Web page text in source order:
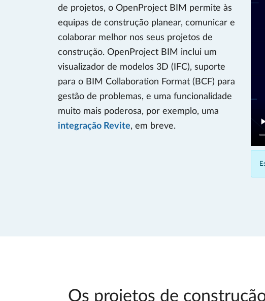
de projetos, o OpenProject BIM permite às
equipas de construção planear, comunicar e
colaborar melhor nos seus projetos de
construção. OpenProject BIM inclui um
visualizador de modelos 3D (IFC), suporte
para o BIM Collaboration Format (BCF) para
gestão de problemas, e uma funcionalidade
muito mais poderosa, por exemplo, uma
integração Revite, em breve.
Os projetos de